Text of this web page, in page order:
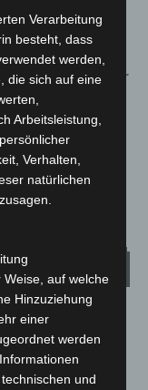
Gaming-Koffer
24.1 °
Verarbeitung
besteht, dass
werden,
die sich auf eine
Arbeitsleistung,
Verhalten,
natürlichen
auf welche
Hinzuziehung
einer
werden
und